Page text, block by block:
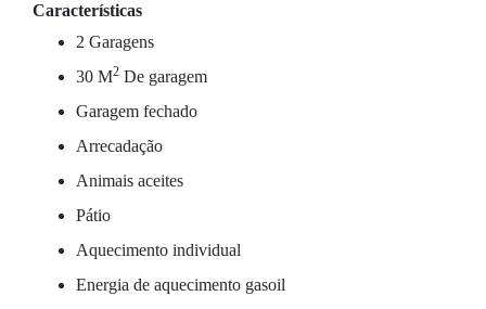
Características
2 Garagens
30 M2 De garagem
Garagem fechado
Arrecadação
Animais aceites
Pátio
Aquecimento individual
Energia de aquecimento gasoil